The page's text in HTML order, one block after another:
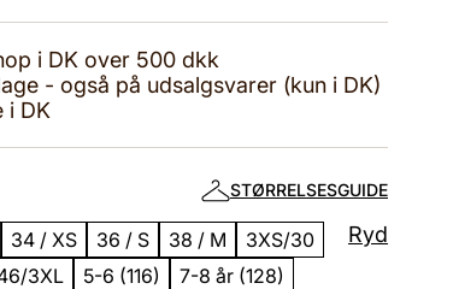
i DK over 500 dkk
- også på udsalgsvarer (kun i DK)
i DK
34 / XS 36 / S 38 / M
3XS/30
3XL 5-6 (116)
7-8 år (128)
STØRRELSESGUIDE
Ryd